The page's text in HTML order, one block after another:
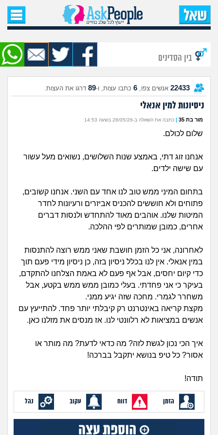
עמוד הבית
שאל שאלה
שאלות חדשות
שאלות שעוררו עניין
עצות חדשות
מדורים
זוגיות
הורות ומשפחה
מהבקו"ם... ועד מתי?!
לימודים וסטודנטים
חברים ואנשים
בית, שכנים ושותפים
חיפוש שאלות
בין הסדינים
22433 אנשים צפו, 6 כתבו עצות, ו-89 דרגו את העצות.
ניסיונות למין אנאלי
מור בת 35 | כתבה את השאלה ב-28/05/26 בשעה 14:53
שלום לכולם.
אנחנו זוג דתי, באמצע שנות השלושים, נשואים מעל עשור
עם שישה ילדים.
בתחום המיני ממש טוב לנו אחד עם השני. אנחנו קשובים,
פתוחים ולא חוששים להכניס אביזרים ורעיונות לחדר
המיטות שלנו. אוהבים מאוד להתחדש ולנסות דברים
אחרים, כמובן שמותרים לפי ההלכה.
לאחרונה, אני כל הזמן חושבת שאני ממש רוצה להתנסות
במין אנאלי. אין לנו בכלל ניסיון בזה, כן ניסיון מידי פעם תוך
כדי קיום יחסים, אבל אף פעם לא באמת הצלחנו להתקדם,
בעיקר כי אני פחדתי. בעלי כמובן ממש ממש בקטע, אבל
משחרר לגמרי. מחכה שזה יגיע ממני.
מקצת קריאה באינטרנט רק קיבלתי יותר פחד. להתייעץ עם
אנשים במציאות לא רלוונטי לנו. אז מנסים את מזלנו כאן.
איך הכי נכון לגשת לזה? מה כדאי לדעת? מה מותר או
אסור? כל טיפ בנושא יתקבל בברכה!
תודה!
הזמן דווח עקוב נהל